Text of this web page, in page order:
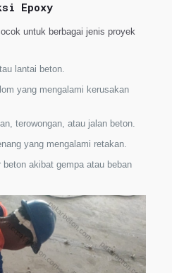
Epoxy
untuk berbagai jenis proyek
lantai beton.
yang mengalami kerusakan
terowongan, atau jalan beton.
yang mengalami retakan.
akibat gempa atau beban